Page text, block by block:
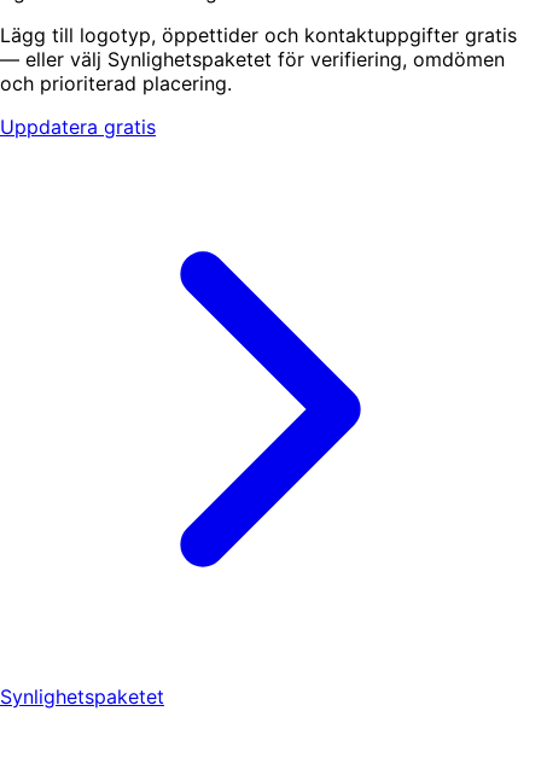
Lägg till logotyp, öppettider och kontaktuppgifter gratis
— eller välj Synlighetspaketet för verifiering, omdömen
och prioriterad placering.
Uppdatera gratis
Synlighetspaketet